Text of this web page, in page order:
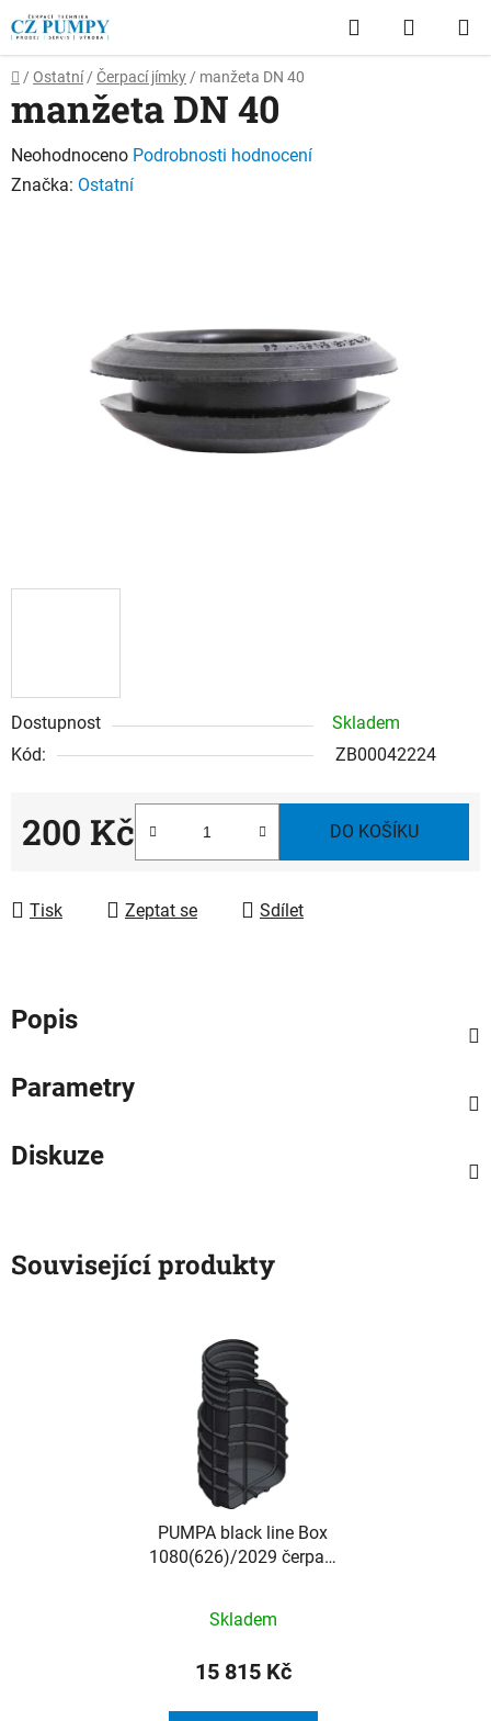
Přejít
na
obsah
Hledat
KOŠÍK
Domů
/ Ostatní / Čerpací jímky / manžeta DN 40
Dostupnost
Skladem
Kód:
ZB00042224
200 Kč DO KOŠÍKU
Tisk Zeptat se Sdílet
manžeta DN 40
Průměrné
hodnocení
Neohodnoceno Podrobnosti hodnocení
Značka: Ostatní
Popis
Parametry
Diskuze
Související produkty
PUMPA black line Box
1080(626)/2029 čerpací
vystrojení
Skladem
15 815 Kč